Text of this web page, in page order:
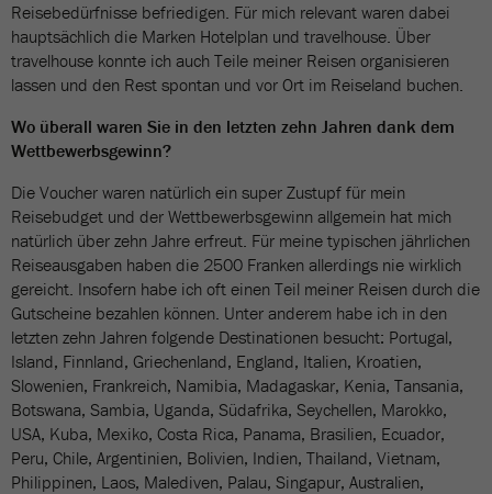
Reisebedürfnisse befriedigen. Für mich relevant waren dabei
hauptsächlich die Marken Hotelplan und travelhouse. Über
travelhouse konnte ich auch Teile meiner Reisen organisieren
lassen und den Rest spontan und vor Ort im Reiseland buchen.
Wo überall waren Sie in den letzten zehn Jahren dank dem
Wettbewerbsgewinn?
Die Voucher waren natürlich ein super Zustupf für mein
Reisebudget und der Wettbewerbsgewinn allgemein hat mich
natürlich über zehn Jahre erfreut. Für meine typischen jährlichen
Reiseausgaben haben die 2500 Franken allerdings nie wirklich
gereicht. Insofern habe ich oft einen Teil meiner Reisen durch die
Gutscheine bezahlen können. Unter anderem habe ich in den
letzten zehn Jahren folgende Destinationen besucht: Portugal,
Island, Finnland, Griechenland, England, Italien, Kroatien,
Slowenien, Frankreich, Namibia, Madagaskar, Kenia, Tansania,
Botswana, Sambia, Uganda, Südafrika, Seychellen, Marokko,
USA, Kuba, Mexiko, Costa Rica, Panama, Brasilien, Ecuador,
Peru, Chile, Argentinien, Bolivien, Indien, Thailand, Vietnam,
Philippinen, Laos, Malediven, Palau, Singapur, Australien,